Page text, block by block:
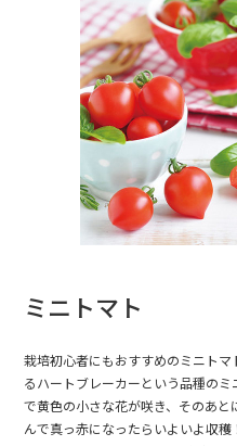
ミニトマト
栽培初心者にもおすすめのミニト
るハートブレーカーという品種の
で黄色の小さな花が咲き、そのあと
んで真っ赤になったらいよいよ収